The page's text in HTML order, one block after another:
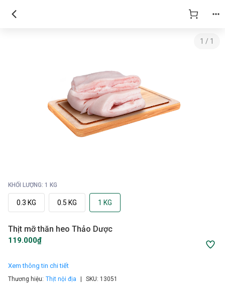
1 / 1
KHỐI LƯỢNG: 1 KG
0.3 KG 0.5 KG 1 KG
Thịt mỡ thăn heo Thảo Dược
119.000₫
Xem thông tin chi tiết
Thương hiệu: Thịt nội địa SKU: 13051